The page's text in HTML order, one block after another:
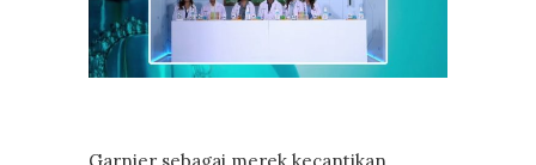
Garnier sebagai merek kecantikan